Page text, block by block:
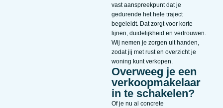
vast aanspreekpunt dat je
gedurende het hele traject
begeleidt. Dat zorgt voor korte
lijnen, duidelijkheid en vertrouwen.
Wij nemen je zorgen uit handen,
zodat jij met rust en overzicht je
woning kunt verkopen.
Overweeg je een
verkoopmakelaar
in te schakelen?
Of je nu al concrete